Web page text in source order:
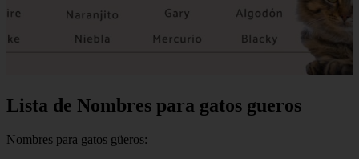
Lista de Nombres para gatos gueros
Nombres para gatos güeros: